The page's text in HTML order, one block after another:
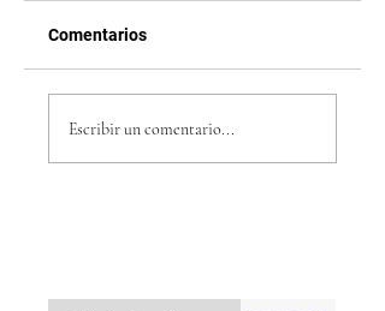
Película Fórmula 1
Brad Pitt: ‘F1’, el
Comentarios
Escribir un comentario...